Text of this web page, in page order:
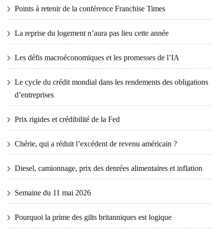
Points à retenir de la conférence Franchise Times
La reprise du logement n’aura pas lieu cette année
Les défis macroéconomiques et les promesses de l’IA
Le cycle du crédit mondial dans les rendements des obligations
d’entreprises
Prix ​​​​rigides et crédibilité de la Fed
Chérie, qui a réduit l’excédent de revenu américain ?
Diesel, camionnage, prix des denrées alimentaires et inflation
Semaine du 11 mai 2026
Pourquoi la prime des gilts britanniques est logique